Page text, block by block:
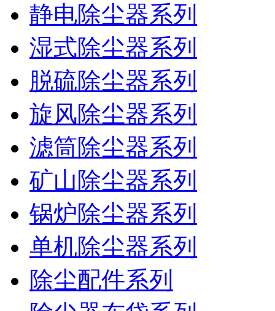
静电除尘器系列
湿式除尘器系列
脱硫除尘器系列
旋风除尘器系列
滤筒除尘器系列
矿山除尘器系列
锅炉除尘器系列
单机除尘器系列
除尘配件系列